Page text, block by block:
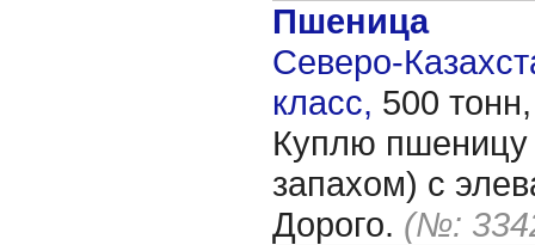
Пшеница
Северо-
класс, 500
Куплю пшеницу
запахом) с
Дорого. (№: